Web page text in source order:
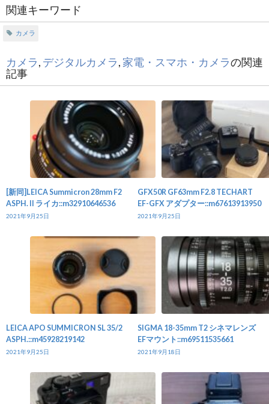
関連キーワード
カメラ
カメラ, デジタルカメラ, 家電・スマホ・カメラの関連
記事
[新同]LEICA Summicron 28mm F2
ASPH. II ライカ::m32910646536
2021年9月25日
GFX50R GF63mm F2.8 TECHART
EF-GFX アダプター::m67613913950
2021年9月25日
LEICA APO SUMMICRON SL 35/2
ASPH.::m45928219142
2021年9月25日
SIGMA 18-35mm T2 シネマレンズ
EFマウント::m69511535661
2021年9月18日